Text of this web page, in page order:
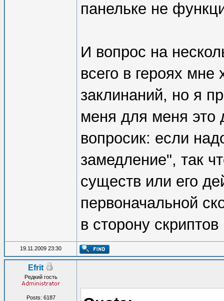
панельке не
И вопрос на
всего в героях мне
заклинаний, но я
меня для меня это
вопросик: если
замедление", так
существ или его
первоначальной
в сторону
19.11.2009 23:30
Efrit
Редкий гость
Posts: 6187